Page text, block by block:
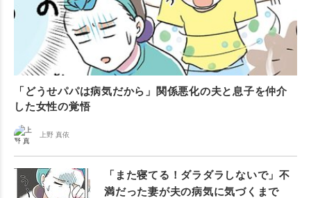
「どうせパパは病気だから」関係悪化の夫と息子を仲介
した女性の覚悟
上野 真依
「また寝てる！ダラダラしないで」不
満だった妻が夫の病気に気づくまで